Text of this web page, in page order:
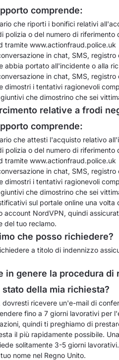
comprende:
che riporti i bonifici relativi
polizia o del numero di
tramite www.actionfraud.police.uk
in chat, SMS,
abbia portato all'incidente o alla
in chat, SMS,
dimostri i tentativi ragionevoli
che dimostrino che sei
relative a frodi
comprende:
che attesti l'acquisto relativo
polizia o del numero di
tramite www.actionfraud.police.uk
in chat, SMS,
dimostri i tentativi ragionevoli
che dimostrino che sei
sul portale online una
account NordVPN, quindi
del tuo reclamo.
che posso richiedere?
a titolo di indennizzo
in genere la procedura
della mia richiesta?
dovresti ricevere un'e-mail di
fino a 7 giorni lavorativi per
quindi ti preghiamo di
il più rapidamente possibile.
solitamente 3-5 giorni
nome nel Regno Unito.